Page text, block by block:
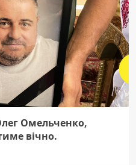
Омельченко,
вічно.